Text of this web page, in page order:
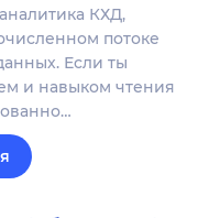
КХД,
потоке
Если ты
и навыком чтения